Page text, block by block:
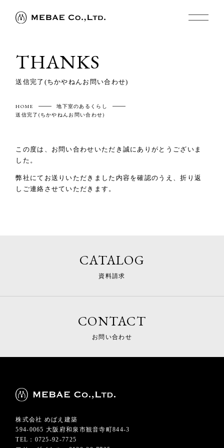
THANKS
送信完了(ちかやねんお問い合わせ)
HOME
地下室のあるくらし
送信完了(ちかやねんお問い合わせ)
この度は、お問い合わせいただき誠にありがとうございま
した。
弊社にてお送りいただきました内容を確認のうえ、折り返
しご連絡させていただきます。
CATALOG
資料請求
CONTACT
お問い合わせ
株式会社 めばえ建築
594-0065 大阪府和泉市観音寺町844-3
TEL：0725-92-7725